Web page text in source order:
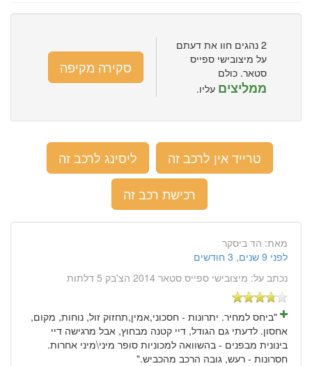
2 נהגים חוו את דעתם
על מיצובישי ספייס
סטאר. כולם
ממליצים עליו.
סקירה מקיפה
טרייד אין לרכב זה
ליסינג לרכב זה
רכישת רכב זה
מאת: הד ביסקר
לפני 9 שנים, 3 חודשים
נכתב על: מיצובישי ספייס סטאר 2014 הצ'בק 5 דלתות
"ביחס למחיר. יתרונות - חסכוני,אמין,תחזוק זול, נוחות, מקום,
אחסון. לדעתי גם הגודל, דיי קטנה מבחוץ, אבל מרגישה דיי
בינונית מבפנים - בהשוואה למכוניות סופר מיני\מיני אחרות.
חסרונות - רעש, גובה הרכב מהכביש."